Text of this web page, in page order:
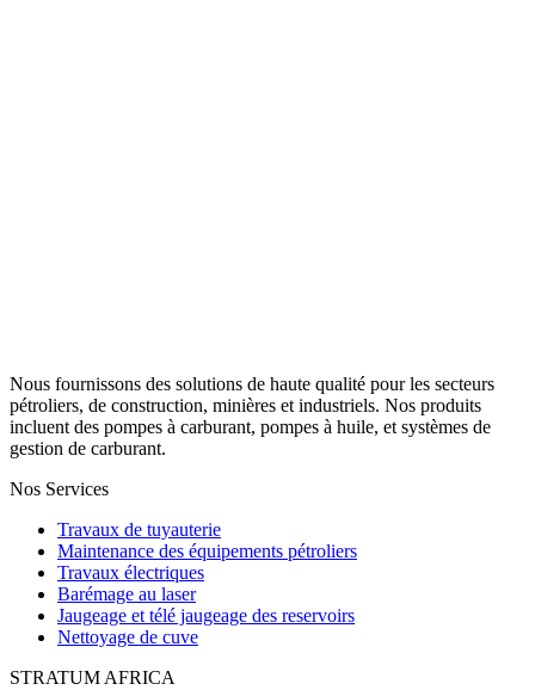
Nous fournissons des solutions de haute qualité pour les secteurs
pétroliers, de construction, minières et industriels. Nos produits
incluent des pompes à carburant, pompes à huile, et systèmes de
gestion de carburant.
Nos Services
Travaux de tuyauterie
Maintenance des équipements pétroliers
Travaux électriques
Barémage au laser
Jaugeage et télé jaugeage des reservoirs
Nettoyage de cuve
STRATUM AFRICA